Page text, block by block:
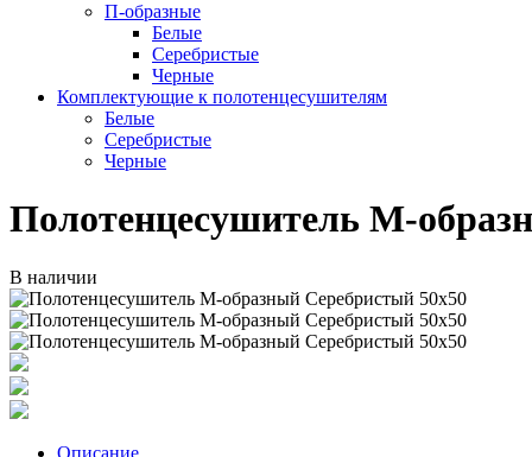
П-образные
Белые
Серебристые
Черные
Комплектующие к полотенцесушителям
Белые
Серебристые
Черные
Полотенцесушитель М-
В наличии
Описание